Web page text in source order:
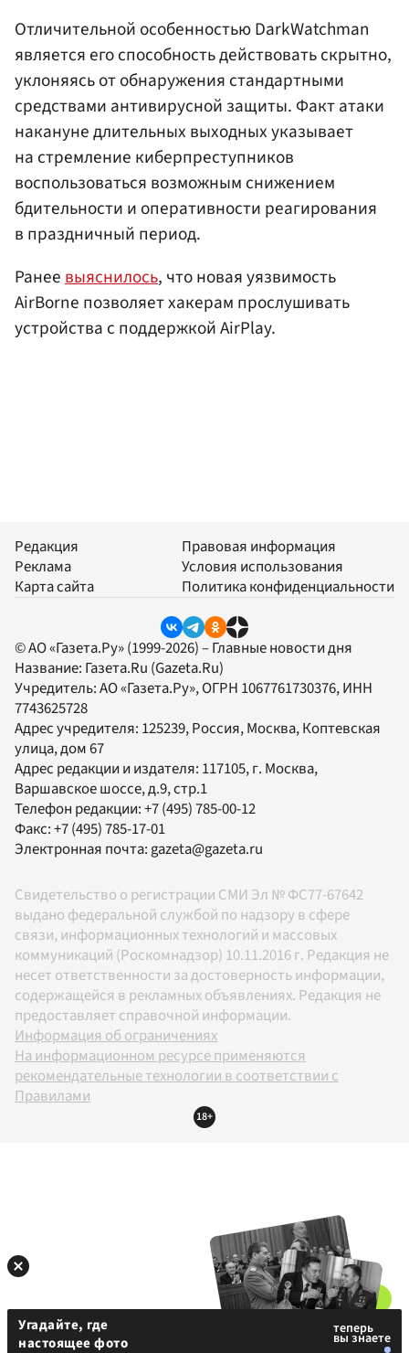
Отличительной особенностью DarkWatchman
является его способность действовать скрытно,
уклоняясь от обнаружения стандартными
средствами антивирусной защиты. Факт атаки
накануне длительных выходных указывает
на стремление киберпреступников
воспользоваться возможным снижением
бдительности и оперативности реагирования
в праздничный период.
Ранеевыяснилось, что новая уязвимость
AirBorne позволяет хакерам прослушивать
устройства с поддержкой AirPlay.
Редакция
Реклама
Карта сайта
Правовая информация
Условия использования
Политика конфиденциальности
© АО «Газета.Ру» (1999-2026) – Главные новости дня
Название: Газета.Ru (Gazeta.Ru)
Учредитель:АО «Газета.Ру», ОГРН 1067761730376, ИНН
7743625728
Адрес учредителя: 125239, Россия, Москва, Коптевская
улица, дом 67
Адрес редакции и издателя: 117105, г. Москва,
Варшавское шоссе, д.9, стр.1
Телефон редакции:+7 (495) 785-00-12
Факс:+7 (495) 785-17-01
Электронная почта: gazeta@gazeta.ru
Свидетельство о регистрации СМИ Эл № ФС77-67642
выдано федеральной службой по надзору в сфере
связи, информационных технологий и массовых
коммуникаций (Роскомнадзор) 10.11.2016 г. Редакция не
несет ответственности за достоверность информации,
содержащейся в рекламных объявлениях. Редакция не
предоставляет справочной информации.
Информация об ограничениях
На информационном ресурсе применяются
рекомендательные технологии в соответствии с
Правилами
18+
Угадайте, где
настоящее фото